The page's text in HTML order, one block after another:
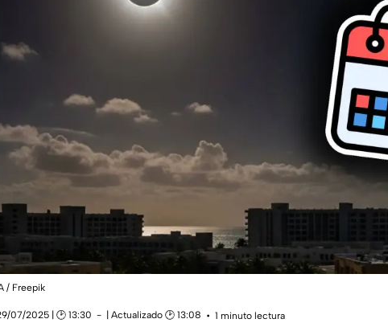
/ Freepik
07/2025 | 🕑 13:30 | Actualizado 🕑 13:08
1 minuto lectura